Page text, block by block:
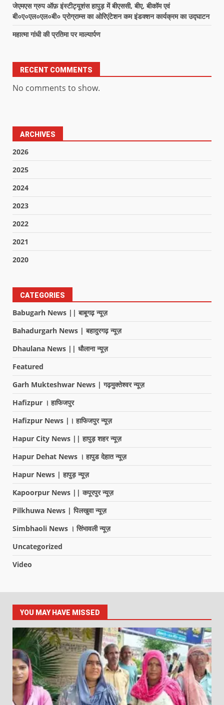
जेएमएस ग्रुप ऑफ़ इंस्टीट्यूशंस हापुड़ में बीएससी, बीए, बीकॉम एवं
बी०ए०एल०एल०बी० प्रोग्राम्स का ओरिएंटेशन कम इंडक्शन कार्यक्रम का उद्घाटन
महात्मा गांधी की प्रतिमा पर माल्यार्पण
RECENT COMMENTS
No comments to show.
ARCHIVES
2026
2025
2024
2023
2022
2021
2020
CATEGORIES
Babugarh News || बाबूगढ़ न्यूज़
Bahadurgarh News | बहादुरगढ़ न्यूज़
Dhaulana News || धौलाना न्यूज़
Featured
Garh Mukteshwar News | गढ़मुक्तेश्वर न्यूज़
Hafizpur । हाफिजपुर
Hafizpur News |। हाफिजपुर न्यूज़
Hapur City News || हापुड़ शहर न्यूज़
Hapur Dehat News । हापुड देहात न्यूज़
Hapur News | हापुड़ न्यूज़
Kapoorpur News || कपूरपुर न्यूज़
Pilkhuwa News | पिलखुवा न्यूज़
Simbhaoli News । सिंभावली न्यूज़
Uncategorized
Video
YOU MAY HAVE MISSED